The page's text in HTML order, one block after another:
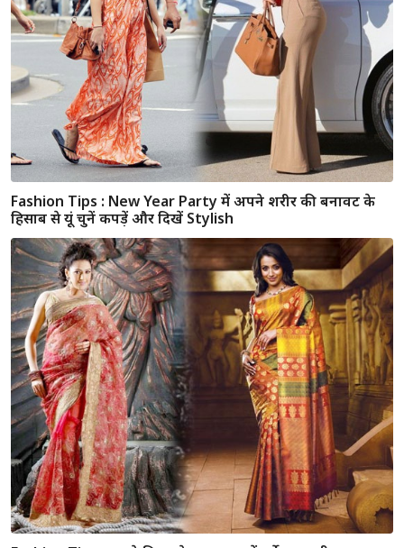
Fashion Tips : पुरुष भूलकर भी ना पहने ये कपडे वर्ना दिख सकते है
मोटे